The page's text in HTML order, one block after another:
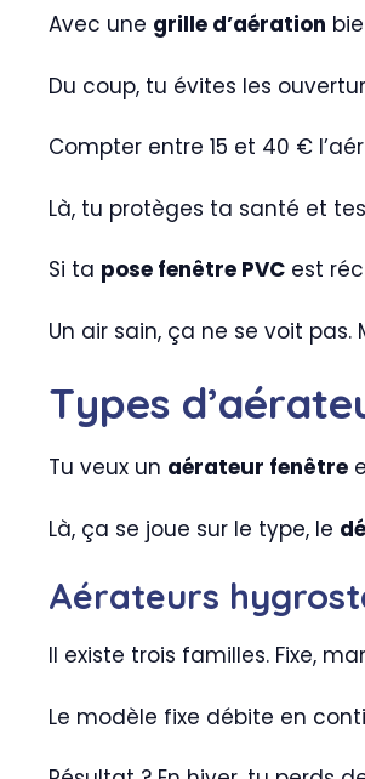
Avec une grille d’aération
Du coup, tu évites les
Compter entre 15 et 40 €
Là, tu protèges ta santé et
Si ta pose fenêtre PVC est
Un air sain, ça ne se voit pas.
Types
Tu veux un aérateur fenêtre
Là, ça se joue sur le type, le
Aérateurs
Il existe trois familles. Fixe,
Le modèle fixe débite en